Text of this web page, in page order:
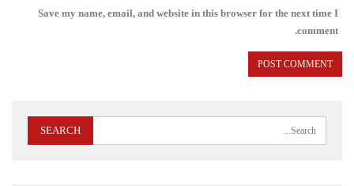
Save my name, email, and website in this browser for the next time I
comment.